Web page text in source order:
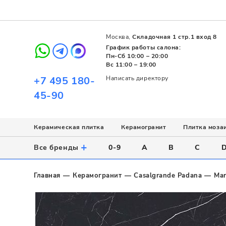
+7 495 180-
45-90
Написать директору
Москва,Складочная 1 стр.1 вход 8
График работы салона:
Пн-Сб 10:00 – 20:00
Вс 11:00 – 19:00
Керамическая плитка
Использование
Напольное
Настенное
Назначение
Для ванной
Стиль
Современный
Пэчворк
Все
Керамогранит
Назначение
Для ванной
Напольное
Все
Поверхность
Матовая
Полированная
Все
Плитка
Назначение
Для ванной
Для бассейна
Все
Цвет
Белый
Серый
Все
Все бренды + 0-9 A B C D
Главная Керамогранит Casalgrande Padana